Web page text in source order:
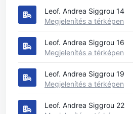
Leof. Andrea Siggrou 14
Megjelenítés a térképen
Leof. Andrea Siggrou 16
Megjelenítés a térképen
Leof. Andrea Siggrou 19
Megjelenítés a térképen
Leof. Andrea Siggrou 22